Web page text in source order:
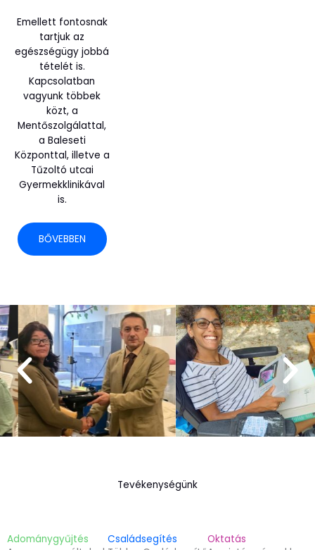
Emellett fontosnak
tartjuk az
egészségügy jobbá
tételét is.
Kapcsolatban
vagyunk többek
közt, a
Mentőszolgálattal,
a Baleseti
Központtal, illetve a
Tűzoltó utcai
Gyermekklinikával
is.
BŐVEBBEN
Tevékenységünk
Adománygyűjtés
Családsegítés
Oktatás